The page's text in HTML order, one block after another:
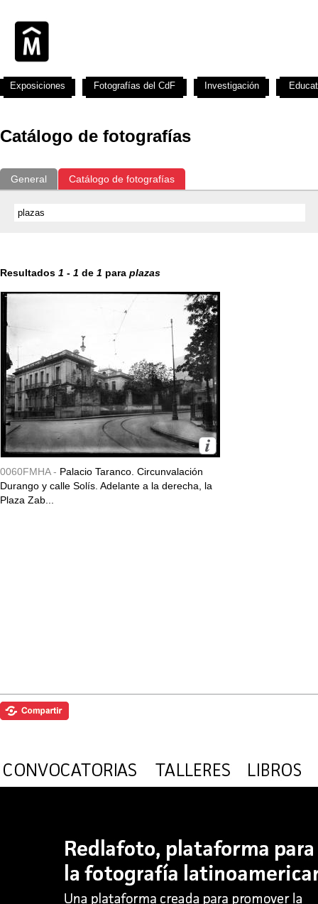
Catálogo de fotografías
General Catálogo de fotografías
Resultados 1 - 1 de 1 para plazas
0060FMHA - Palacio Taranco. Circunvalación
Durango y calle Solís. Adelante a la derecha, la
Plaza Zab...
Exposiciones Fotografías del CdF Investigación